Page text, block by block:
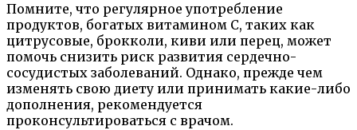
Помните, что регулярное употребление
продуктов, богатых витамином С, таких как
цитрусовые, брокколи, киви или перец, может
помочь снизить риск развития сердечно-
сосудистых заболеваний. Однако, прежде чем
изменять свою диету или принимать какие-либо
дополнения, рекомендуется
проконсультироваться с врачом.